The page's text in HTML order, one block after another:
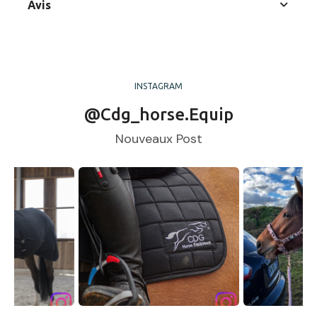
Avis
INSTAGRAM
@cdg_horse.equip
Nouveaux Post